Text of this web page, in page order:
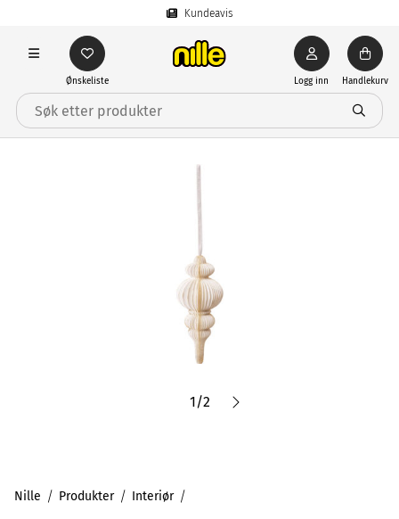
Kundeavis
Ønskeliste Logg inn Handlekurv
1/2
Nille Produkter Interiør